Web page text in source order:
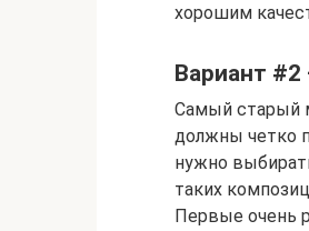
хорошим
Вариант #2
Самый старый
должны четко
нужно
таких
Первые очень